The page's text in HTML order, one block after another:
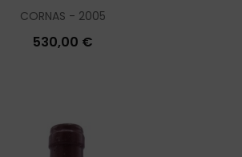
CORNAS 2005
530,00 €